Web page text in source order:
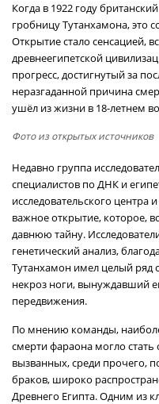
Когда в 1922 году
гробницу Тутанхамона, это
Открытие стало сенсацией,
древнеегипетской
прогресс, достигнутый за
неразгаданной причина
ушёл из жизни в 18-летнем
Фото из открытых источников
Недавно группа
специалистов по ДНК и
исследовательского центра
важное открытие, которое,
давнюю тайну.
генетический анализ,
Тутанхамон имел целый ряд
некроз ноги, вынуждавший
передвижения.
По мнению команды,
смерти фараона могло
вызванных, среди прочего,
браков, широко
Древнего Египта. Одним из